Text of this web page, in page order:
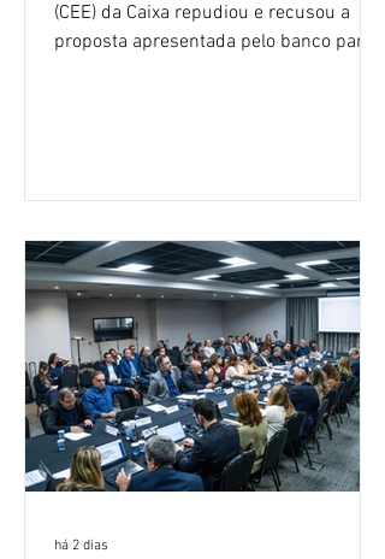
(CEE) da Caixa repudiou e recusou a
proposta apresentada pelo banco para o
negociações das empregadas e dos
empregados exigiram que a Caixa refaça
os cálculos e apresente uma nova
proposta. O entendimento é que a
proposta
há 2 dias